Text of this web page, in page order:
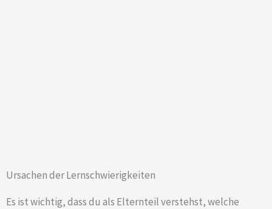
Ursachen der Lernschwierigkeiten
Es ist wichtig, dass du als Elternteil verstehst, welche